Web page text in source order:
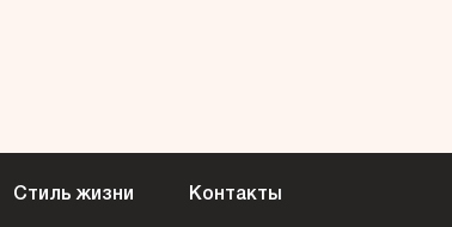
Стиль жизни Контакты